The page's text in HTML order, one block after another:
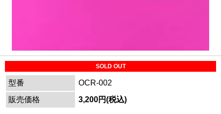
SOLD OUT
型番
OCR-002
販売価格
3,200円(税込)